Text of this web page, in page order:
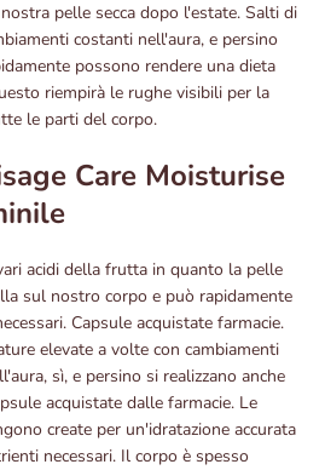
pelle secca dopo l'estate. Salti di
costanti nell'aura, e persino
possono rendere una dieta
riempirà le rughe visibili per la
le parti del corpo.
Care Moisturise
acidi della frutta in quanto la pelle
sul nostro corpo e può rapidamente
Capsule acquistate farmacie.
elevate a volte con cambiamenti
sì, e persino si realizzano anche
acquistate dalle farmacie. Le
create per un'idratazione accurata
necessari. Il corpo è spesso